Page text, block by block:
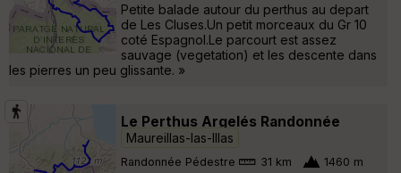
Petite balade autour du perthus au depart
de Les Cluses.Un petit morceaux du Gr 10
coté Espagnol.Le parcourt est assez
sauvage (vegetation) et les descente dans
les pierres un peu glissante. »
Le Perthus Argelés Randonnée
Maureillas-las-Illas
Randonnée Pédestre 31 km 1460 m